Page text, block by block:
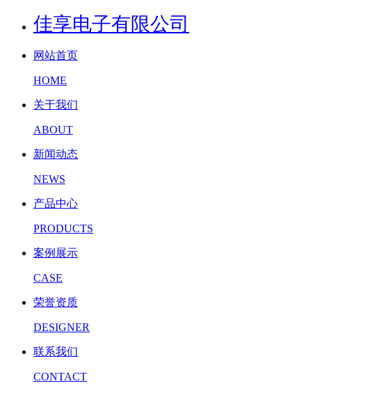
佳享电子有限公司
网站首页
HOME
关于我们
ABOUT
新闻动态
NEWS
产品中心
PRODUCTS
案例展示
CASE
荣誉资质
DESIGNER
联系我们
CONTACT